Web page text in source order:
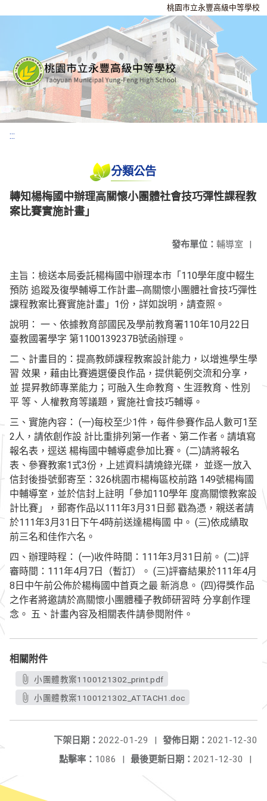
桃園市立永豐高級中等學校
:::
分類公告
轉知楊梅國中辦理高關懷小團體社會技巧彈性課程教
案比賽實施計畫」
發布單位： 輔導室 |
主旨：檢送本局委託楊梅國中辦理本市「110學年度中輟生
預防 追蹤及復學輔導工作計畫─高關懷小團體社會技巧彈性
課程教案比賽實施計畫」1份，詳如說明，請查照。
說明： 一、依據教育部國民及學前教育署110年10月22日
臺教國署學字 第1100139237B號函辦理。
二、計畫目的：提高教師課程教案設計能力，以增進學生學
習 效果，藉由比賽遴選優良作品，提供範例交流和分享，
並 提昇教師專業能力；可融入生命教育、生涯教育、性別
平 等、人權教育等議題，實施社會技巧輔導。
三、實施內容： (一)每校至少1件，每件參賽作品人數可1至
2人，請依創作設 計比重排列第一作者、第二作者。請填寫
報名表，逕送 楊梅國中輔導處參加比賽。 (二)請將報名
表、參賽教案1式3份，上述資料請燒錄光碟， 並逐一放入
信封後掛號郵寄至：326桃園市楊梅區校前路 149號楊梅國
中輔導室，並於信封上註明「參加110學年 度高關懷教案設
計比賽」，郵寄作品以111年3月31日郵 戳為憑，親送者請
於111年3月31日下午4時前送達楊梅國 中。 (三)依成績取
前三名和佳作六名。
四、辦理時程： (一)收件時間：111年3月31日前。 (二)評
審時間：111年4月7日（暫訂）。 (三)評審結果於111年4月
8日中午前公佈於楊梅國中首頁之最 新消息。 (四)得獎作品
之作者將邀請於高關懷小團體種子教師研習時 分享創作理
念。 五、計畫內容及相關表件請參閱附件。
相關附件
小團體教案1100121302_print.pdf
小團體教案1100121302_ATTACH1.doc
發佈日期： 2021-12-30
下架日期： 2022-01-29
|
最後更新日期： 2021-12-30 |
點擊率： 1086 |